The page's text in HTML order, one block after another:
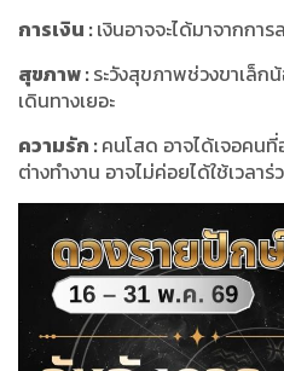
การเงิน :เงินอาจจะได้มาจากกา
สุขภาพ:ระวังสุขภาพช่วงขาเล็ก
เดินทางเยอะ
ความรัก :คนโสด อาจได้เจอคน
ต่างทำงาน อาจไม่ค่อยได้ใช้เวลาร่